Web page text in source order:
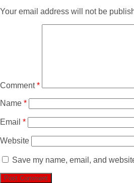
Your email address will not be
Comment*
Name *
Email *
Website
Save my name, email, and